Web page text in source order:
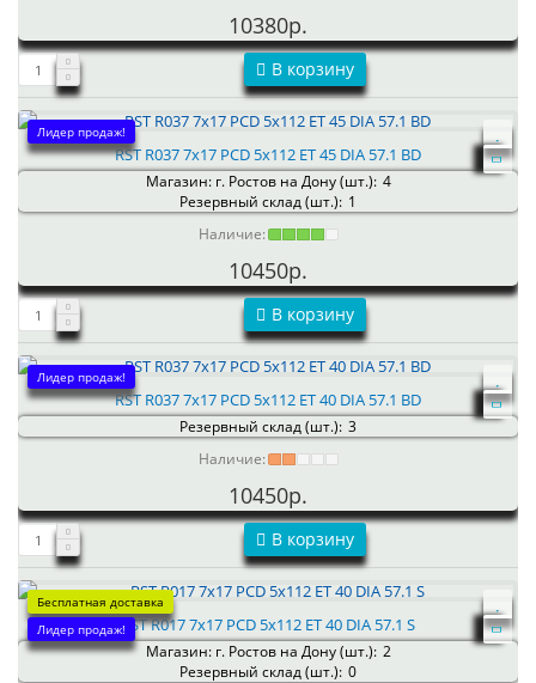
10380р.
В корзину
Лидер продаж!
RST R037 7x17 PCD 5x112 ET 45 DIA 57.1 BD
Магазин: г. Ростов на Дону (шт.): 4
Резервный склад (шт.): 1
Наличие:
10450р.
В корзину
Лидер продаж!
RST R037 7x17 PCD 5x112 ET 40 DIA 57.1 BD
Резервный склад (шт.): 3
Наличие:
10450р.
В корзину
Бесплатная доставка
Лидер продаж!RST R017 7x17 PCD 5x112 ET 40 DIA 57.1 S
Магазин: г. Ростов на Дону (шт.): 2
Резервный склад (шт.): 0